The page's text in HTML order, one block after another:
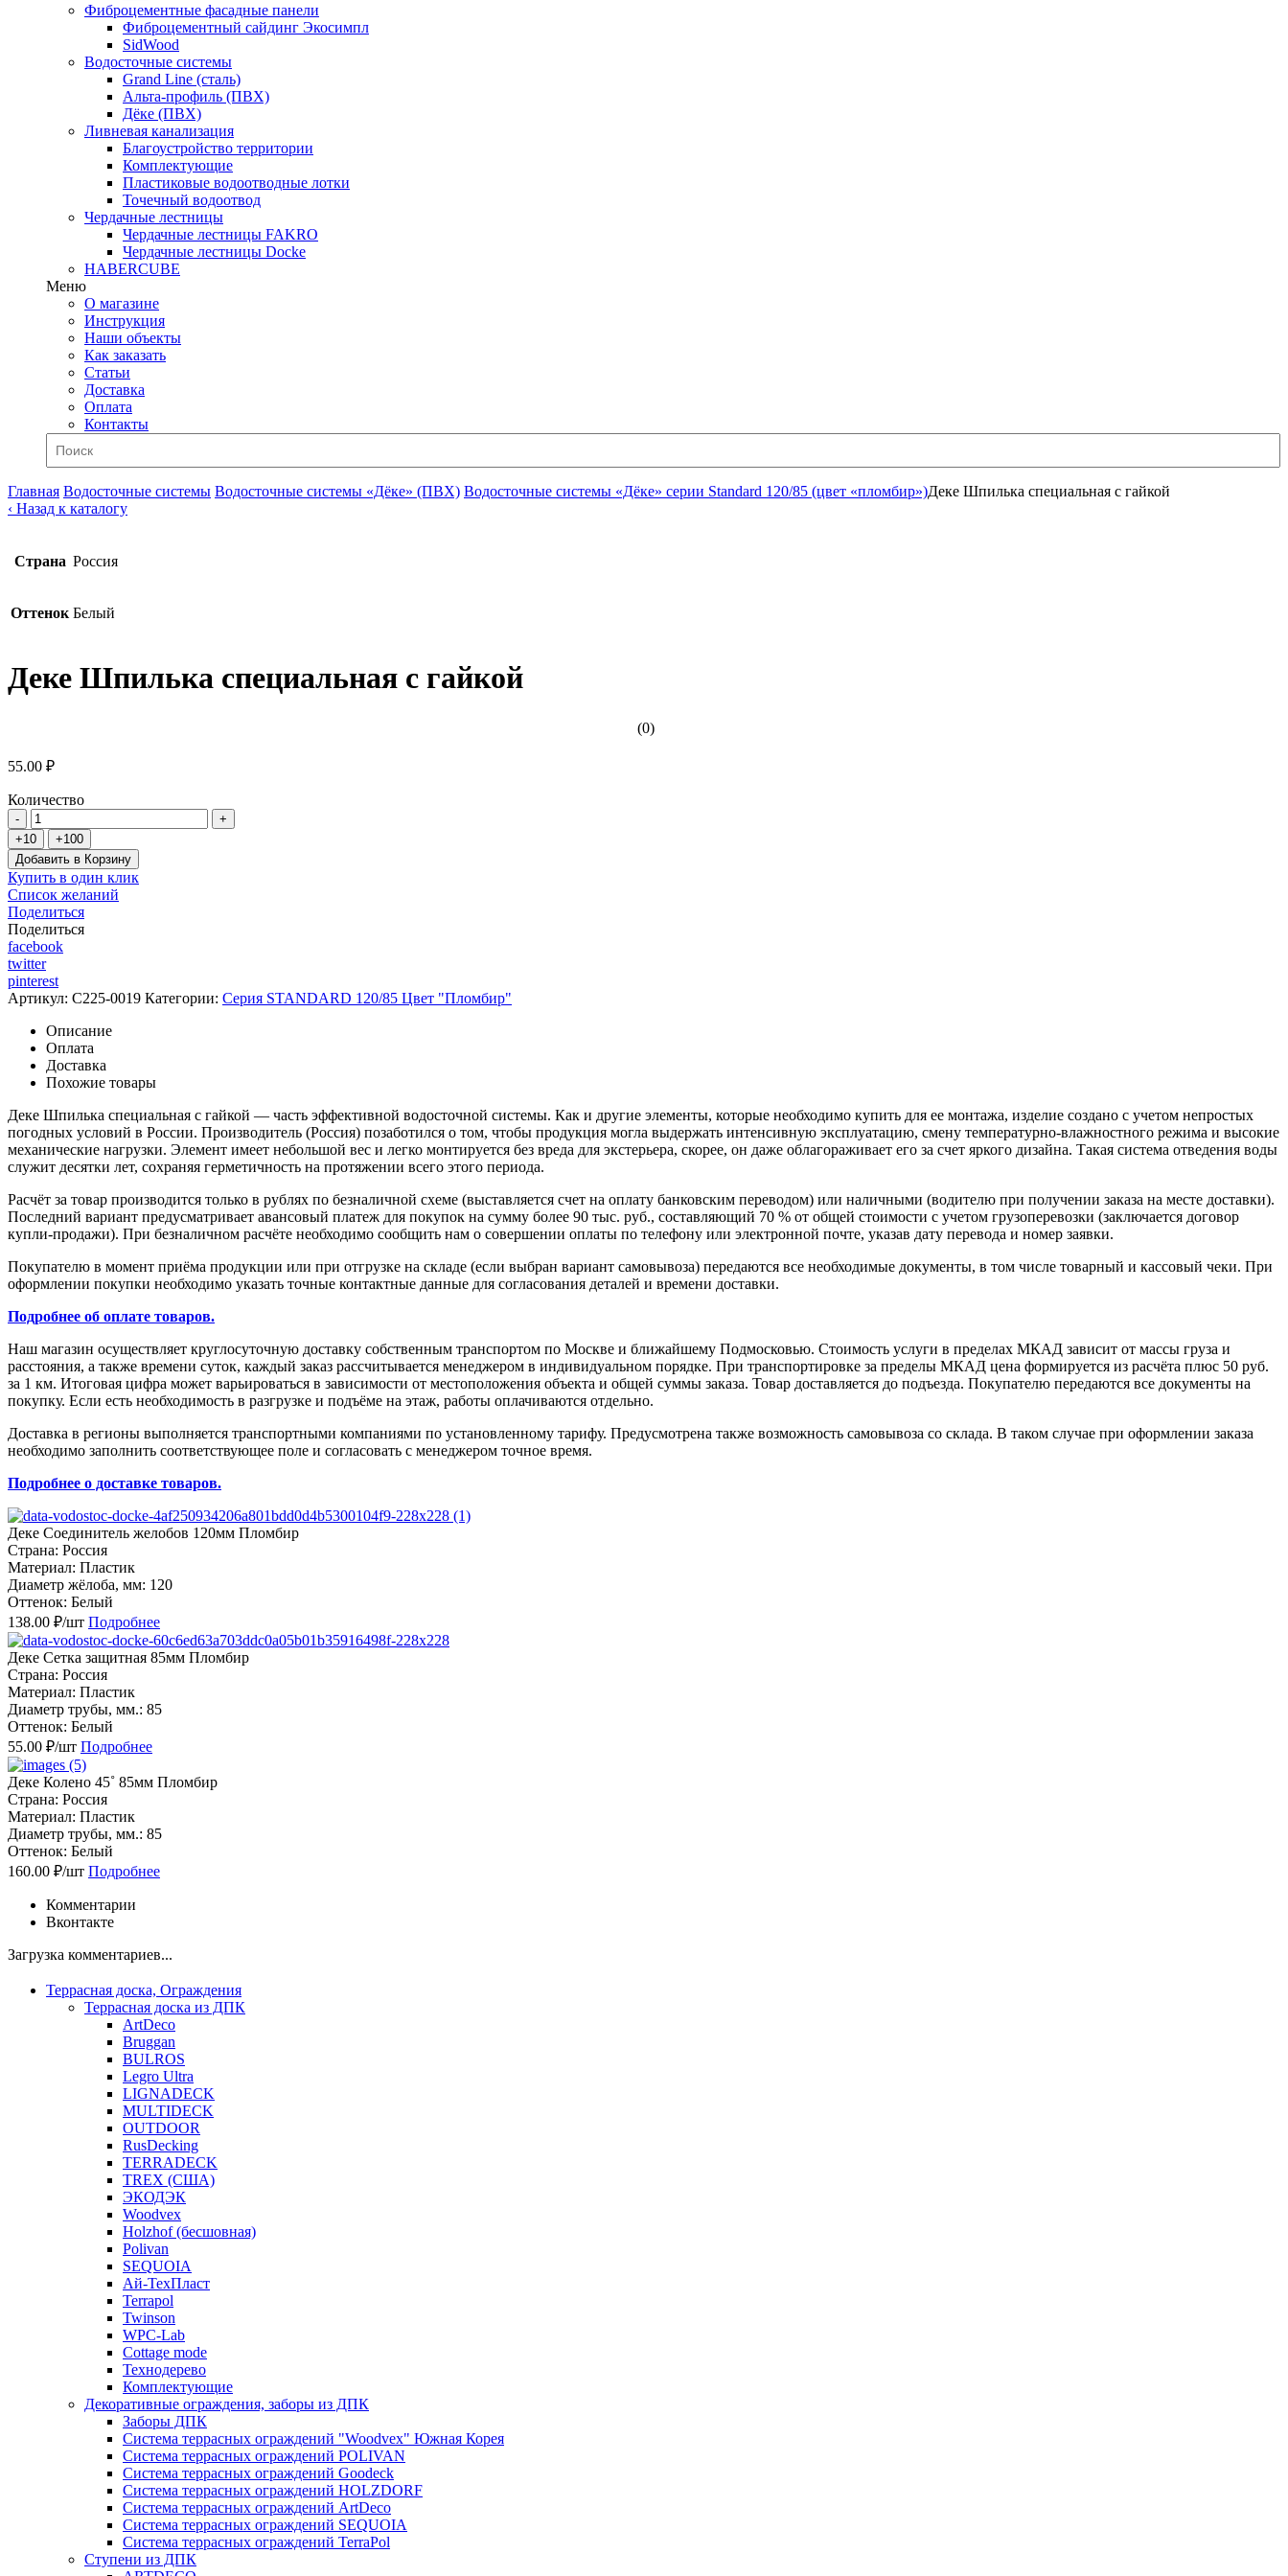
Фиброцементные фасадные панели
Фиброцементный сайдинг Экосимпл
SidWood
Водосточные системы
Grand Line (сталь)
Альта-профиль (ПВХ)
Дёке (ПВХ)
Ливневая канализация
Благоустройство территории
Комплектующие
Пластиковые водоотводные лотки
Точечный водоотвод
Чердачные лестницы
Чердачные лестницы FAKRO
Чердачные лестницы Docke
HABERCUBE
Меню
О магазине
Инструкция
Наши объекты
Как заказать
Статьи
Доставка
Оплата
Контакты
Главная Водосточные системы Водосточные системы «Дёке» (ПВХ) Водосточные системы «Дёке» серии Standard 120/85 (цвет «пломбир»)Деке Шпилька специальная с гайкой
‹ Назад к каталогу
Страна Россия
Оттенок Белый
Деке Шпилька специальная с гайкой
(0)
55.00 ₽
Количество
Добавить в Корзину
Купить в один клик
Список желаний
Поделиться
Поделиться
facebook
twitter
pinterest
Артикул: C225-0019 Категории: Серия STANDARD 120/85 Цвет "Пломбир"
Описание
Оплата
Доставка
Похожие товары
Деке Шпилька специальная с гайкой — часть эффективной водосточной системы. Как и другие элементы, которые необходимо купить для ее монтажа, изделие создано с учетом непростых
погодных условий в России. Производитель (Россия) позаботился о том, чтобы продукция могла выдержать интенсивную эксплуатацию, смену температурно-влажностного режима и высокие
механические нагрузки. Элемент имеет небольшой вес и легко монтируется без вреда для экстерьера, скорее, он даже облагораживает его за счет яркого дизайна. Такая система отведения воды
служит десятки лет, сохраняя герметичность на протяжении всего этого периода.
Расчёт за товар производится только в рублях по безналичной схеме (выставляется счет на оплату банковским переводом) или наличными (водителю при получении заказа на месте доставки).
Последний вариант предусматривает авансовый платеж для покупок на сумму более 90 тыс. руб., составляющий 70 % от общей стоимости с учетом грузоперевозки (заключается договор
купли-продажи). При безналичном расчёте необходимо сообщить нам о совершении оплаты по телефону или электронной почте, указав дату перевода и номер заявки.
Покупателю в момент приёма продукции или при отгрузке на складе (если выбран вариант самовывоза) передаются все необходимые документы, в том числе товарный и кассовый чеки. При
оформлении покупки необходимо указать точные контактные данные для согласования деталей и времени доставки.
Подробнее об оплате товаров.
Наш магазин осуществляет круглосуточную доставку собственным транспортом по Москве и ближайшему Подмосковью. Стоимость услуги в пределах МКАД зависит от массы груза и
расстояния, а также времени суток, каждый заказ рассчитывается менеджером в индивидуальном порядке. При транспортировке за пределы МКАД цена формируется из расчёта плюс 50 руб.
за 1 км. Итоговая цифра может варьироваться в зависимости от местоположения объекта и общей суммы заказа. Товар доставляется до подъезда. Покупателю передаются все документы на
покупку. Если есть необходимость в разгрузке и подъёме на этаж, работы оплачиваются отдельно.
Доставка в регионы выполняется транспортными компаниями по установленному тарифу. Предусмотрена также возможность самовывоза со склада. В таком случае при оформлении заказа
необходимо заполнить соответствующее поле и согласовать с менеджером точное время.
Подробнее о доставке товаров.
Деке Соединитель желобов 120мм Пломбир
Страна: Россия
Материал: Пластик
Диаметр жёлоба, мм: 120
Оттенок: Белый
138.00 ₽/шт Подробнее
Деке Сетка защитная 85мм Пломбир
Страна: Россия
Материал: Пластик
Диаметр трубы, мм.: 85
Оттенок: Белый
55.00 ₽/шт Подробнее
Деке Колено 45˚ 85мм Пломбир
Страна: Россия
Материал: Пластик
Диаметр трубы, мм.: 85
Оттенок: Белый
160.00 ₽/шт Подробнее
Комментарии
Вконтакте
Загрузка комментариев...
Террасная доска, Ограждения
Террасная доска из ДПК
ArtDeco
Bruggan
BULROS
Legro Ultra
LIGNADECK
MULTIDECK
OUTDOOR
RusDecking
TERRADECK
TREX (США)
ЭКОДЭК
Woodvex
Holzhof (бесшовная)
Polivan
SEQUOIA
Ай-ТехПласт
Terrapol
Twinson
WPC-Lab
Cottage mode
Технодерево
Комплектующие
Декоративные ограждения, заборы из ДПК
Заборы ДПК
Система террасных ограждений "Woodvex" Южная Корея
Система террасных ограждений POLIVAN
Система террасных ограждений Goodeck
Система террасных ограждений HOLZDORF
Система террасных ограждений ArtDeco
Система террасных ограждений SEQUOIA
Система террасных ограждений TerraPol
Ступени из ДПК